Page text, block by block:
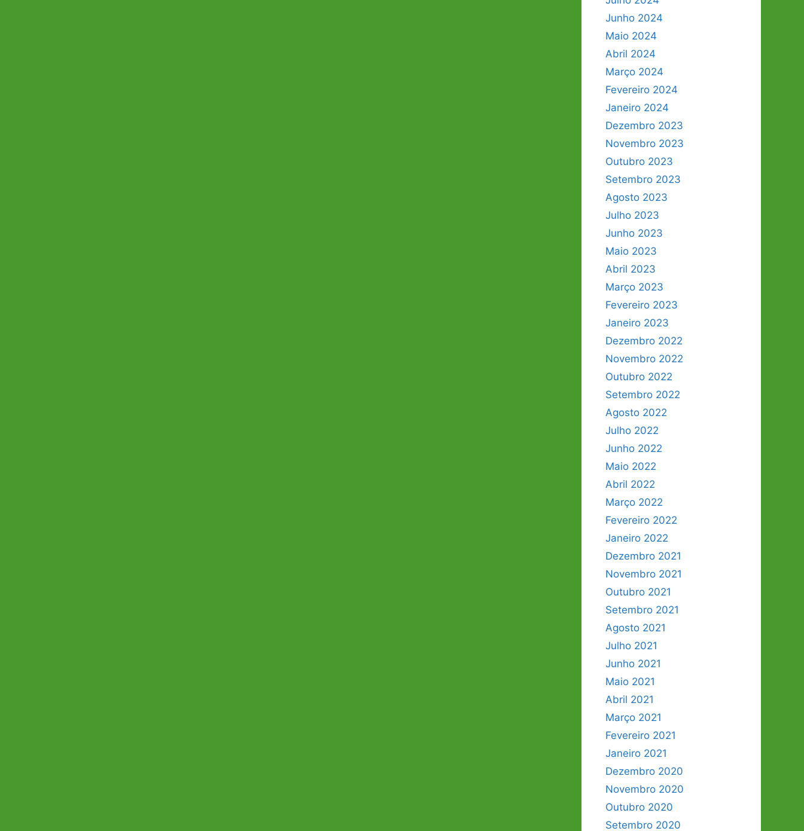
Junho 2024
Maio 2024
Abril 2024
Março 2024
Fevereiro 2024
Janeiro 2024
Dezembro 2023
Novembro 2023
Outubro 2023
Setembro 2023
Agosto 2023
Julho 2023
Junho 2023
Maio 2023
Abril 2023
Março 2023
Fevereiro 2023
Janeiro 2023
Dezembro 2022
Novembro 2022
Outubro 2022
Setembro 2022
Agosto 2022
Julho 2022
Junho 2022
Maio 2022
Abril 2022
Março 2022
Fevereiro 2022
Janeiro 2022
Dezembro 2021
Novembro 2021
Outubro 2021
Setembro 2021
Agosto 2021
Julho 2021
Junho 2021
Maio 2021
Abril 2021
Março 2021
Fevereiro 2021
Janeiro 2021
Dezembro 2020
Novembro 2020
Outubro 2020
Setembro 2020